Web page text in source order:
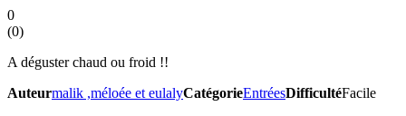
0
(0)
A déguster chaud ou froid !!
Auteurmalik ,méloée et eulalyCatégorieEntréesDifficultéFacile